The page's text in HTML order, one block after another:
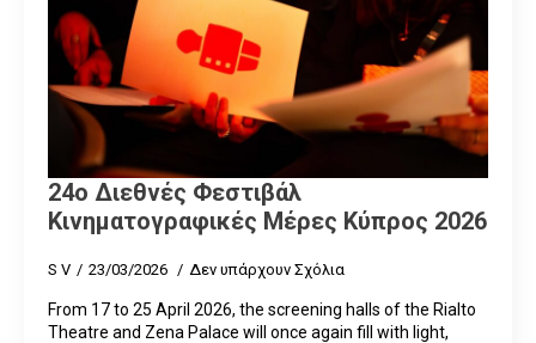
24ο Διεθνές Φεστιβάλ
Κινηματογραφικές Μέρες Κύπρος 2026
S V 23/03/2026 Δεν υπάρχουν Σχόλια
From 17 to 25 April 2026, the screening halls of the Rialto
Theatre and Zena Palace will once again fill with light,